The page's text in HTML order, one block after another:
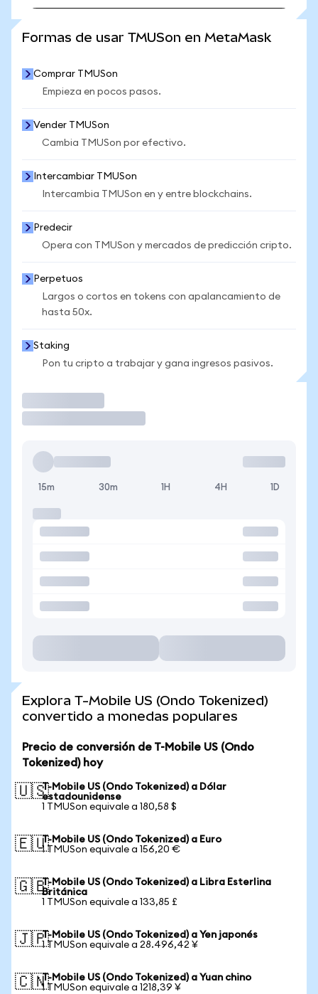
Formas de usar TMUSon en MetaMask
Comprar TMUSon
Empieza en pocos pasos.
Vender TMUSon
Cambia TMUSon por efectivo.
Intercambiar TMUSon
Intercambia TMUSon en y entre blockchains.
Predecir
Opera con TMUSon y mercados de predicción cripto.
Perpetuos
Largos o cortos en tokens con apalancamiento de
hasta 50x.
Staking
Pon tu cripto a trabajar y gana ingresos pasivos.
15m 30m 1H 4H 1D
Explora T-Mobile US (Ondo Tokenized)
convertido a monedas populares
Precio de conversión de T-Mobile US (Ondo
Tokenized) hoy
🇺🇸T-Mobile US (Ondo Tokenized) a Dólar
estadounidense
1 TMUSon equivale a 180,58 $
🇪🇺T-Mobile US (Ondo Tokenized) a Euro
1 TMUSon equivale a 156,20 €
🇬🇧T-Mobile US (Ondo Tokenized) a Libra Esterlina
Británica
1 TMUSon equivale a 133,85 £
🇯🇵T-Mobile US (Ondo Tokenized) a Yen japonés
1 TMUSon equivale a 28.496,42 ¥
🇨🇳T-Mobile US (Ondo Tokenized) a Yuan chino
1 TMUSon equivale a 1218,39 ¥